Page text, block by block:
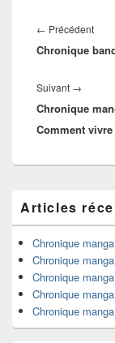
de
l’article
← Précédent
Chronique
Suivant →
Chronique
Comment
principale
de
widget
pour
barre
latérale
Articles
Chronique
Chronique
Chronique
Chronique
Chronique